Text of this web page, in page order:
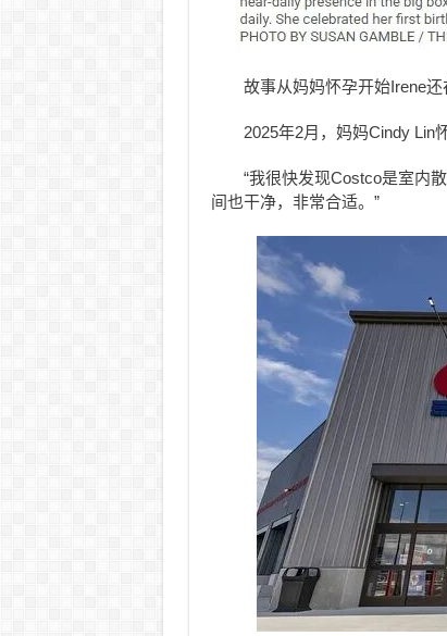
故事从妈妈怀孕开始Irene还
2025年2月，妈妈Cindy Lin
“我很快发现Costco是室内
间也干净，非常合适。”